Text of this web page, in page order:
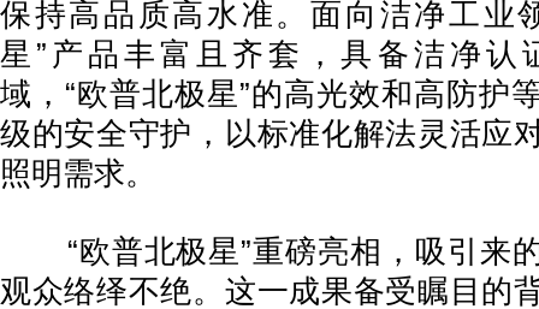
保持高品质高水准。面向洁净工业
星”产品丰富且齐套，具备洁净认
域，“欧普北极星”的高光效和高防护
级的安全守护，以标准化解法灵活应
照明需求。
“欧普北极星”重磅亮相，吸引来
观众络绎不绝。这一成果备受瞩目的